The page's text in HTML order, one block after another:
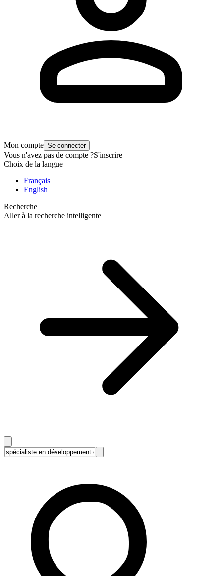
Mon compte Se connecter
Vous n'avez pas de compte ?S'inscrire
Choix de la langue
Français
English
Recherche
Aller à la recherche intelligente